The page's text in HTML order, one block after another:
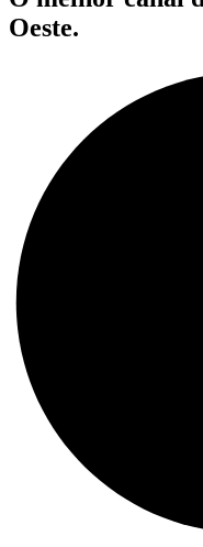
Oeste.